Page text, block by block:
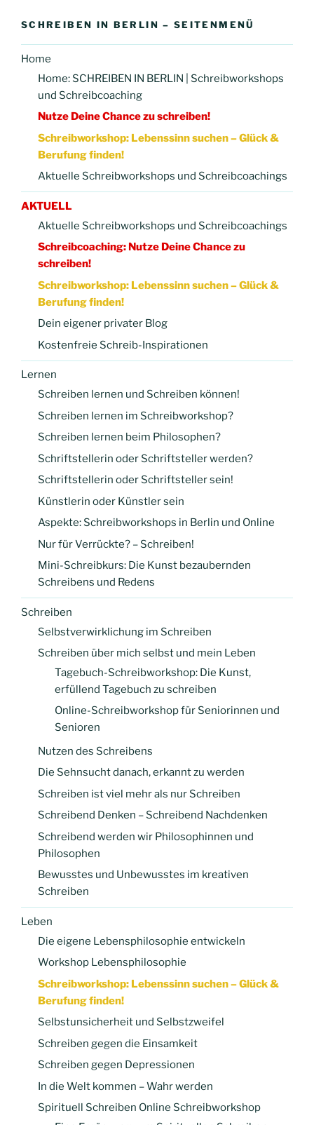
SCHREIBEN IN BERLIN – SEITENMENÜ
Home
Home: SCHREIBEN IN BERLIN | Schreibworkshops
und Schreibcoaching
Nutze Deine Chance zu schreiben!
Schreibworkshop: Lebenssinn suchen – Glück &
Berufung finden!
Aktuelle Schreibworkshops und Schreibcoachings
AKTUELL
Aktuelle Schreibworkshops und Schreibcoachings
Schreibcoaching: Nutze Deine Chance zu
schreiben!
Schreibworkshop: Lebenssinn suchen – Glück &
Berufung finden!
Dein eigener privater Blog
Kostenfreie Schreib-Inspirationen
Lernen
Schreiben lernen und Schreiben können!
Schreiben lernen im Schreibworkshop?
Schreiben lernen beim Philosophen?
Schriftstellerin oder Schriftsteller werden?
Schriftstellerin oder Schriftsteller sein!
Künstlerin oder Künstler sein
Aspekte: Schreibworkshops in Berlin und Online
Nur für Verrückte? – Schreiben!
Mini-Schreibkurs: Die Kunst bezaubernden
Schreibens und Redens
Schreiben
Selbstverwirklichung im Schreiben
Schreiben über mich selbst und mein Leben
Tagebuch-Schreibworkshop: Die Kunst,
erfüllend Tagebuch zu schreiben
Online-Schreibworkshop für Seniorinnen und
Senioren
Nutzen des Schreibens
Die Sehnsucht danach, erkannt zu werden
Schreiben ist viel mehr als nur Schreiben
Schreibend Denken – Schreibend Nachdenken
Schreibend werden wir Philosophinnen und
Philosophen
Bewusstes und Unbewusstes im kreativen
Schreiben
Leben
Die eigene Lebensphilosophie entwickeln
Workshop Lebensphilosophie
Schreibworkshop: Lebenssinn suchen – Glück &
Berufung finden!
Selbstunsicherheit und Selbstzweifel
Schreiben gegen die Einsamkeit
Schreiben gegen Depressionen
In die Welt kommen – Wahr werden
Spirituell Schreiben Online Schreibworkshop